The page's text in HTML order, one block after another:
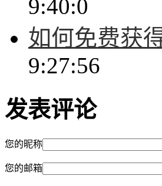
9:40:0
如何免费获
9:27:56
发表评论
您的昵称
您的邮箱